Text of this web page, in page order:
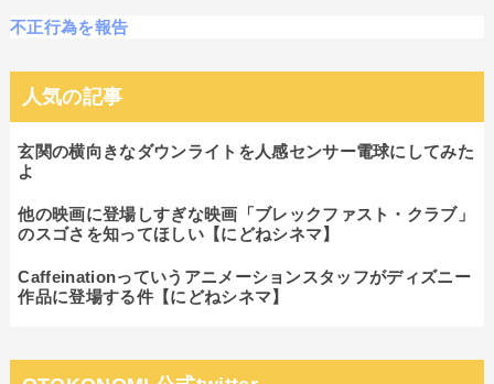
不正行為を報告
人気の記事
玄関の横向きなダウンライトを人感センサー電球にしてみた
よ
他の映画に登場しすぎな映画「ブレックファスト・クラブ」
のスゴさを知ってほしい【にどねシネマ】
Caffeinationっていうアニメーションスタッフがディズニー
作品に登場する件【にどねシネマ】